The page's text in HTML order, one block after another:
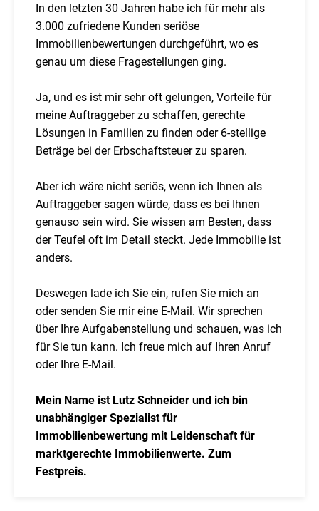
In den letzten 30 Jahren habe ich für mehr als
3.000 zufriedene Kunden seriöse
Immobilienbewertungen durchgeführt, wo es
genau um diese Fragestellungen ging.
Ja, und es ist mir sehr oft gelungen, Vorteile für
meine Auftraggeber zu schaffen, gerechte
Lösungen in Familien zu finden oder 6-stellige
Beträge bei der Erbschaftsteuer zu sparen.
Aber ich wäre nicht seriös, wenn ich Ihnen als
Auftraggeber sagen würde, dass es bei Ihnen
genauso sein wird. Sie wissen am Besten, dass
der Teufel oft im Detail steckt. Jede Immobilie ist
anders.
Deswegen lade ich Sie ein, rufen Sie mich an
oder senden Sie mir eine E-Mail. Wir sprechen
über Ihre Aufgabenstellung und schauen, was ich
für Sie tun kann. Ich freue mich auf Ihren Anruf
oder Ihre E-Mail.
Mein Name ist Lutz Schneider und ich bin
unabhängiger Spezialist für
Immobilienbewertung mit Leidenschaft für
marktgerechte Immobilienwerte. Zum
Festpreis.